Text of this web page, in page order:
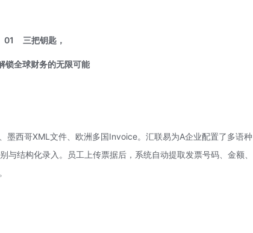
01 三把钥匙，
全球财务的无限可能
墨西哥XML文件 、欧洲多国Invoice。汇联易为A企业配置了多语种
与结构化录入。员工上传票据后，系统自动提取发票号码、金额、